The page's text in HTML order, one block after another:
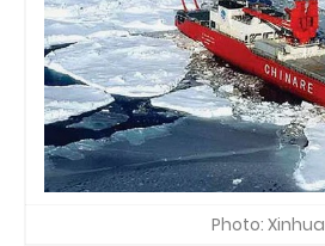
Photo: Xinhua